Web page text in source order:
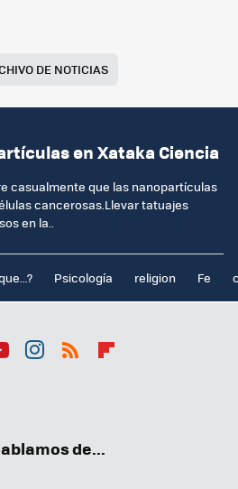
DE NOTICIAS
en Xataka Ciencia
casualmente que las nanopartículas
cancerosas.Llevar tatuajes
en la..
Psicología religion Fe
de...